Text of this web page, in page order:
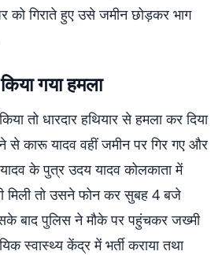
गिराते हुए उसे जमीन छोड़कर भाग
गया हमला
तो धारदार हथियार से हमला कर दिया
से कारू यादव वहीं जमीन पर गिर गए और
के पुत्र उदय यादव कोलकाता में
मिली तो उसने फोन कर सुबह 4 बजे
बाद पुलिस ने मौके पर पहुंचकर जख्मी
स्वास्थ्य केंद्र में भर्ती कराया तथा